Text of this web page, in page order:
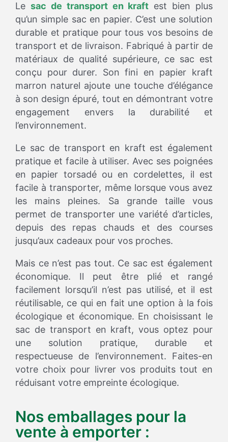
Le sac de transport en kraft est bien plus
qu’un simple sac en papier. C’est une solution
durable et pratique pour tous vos besoins de
transport et de livraison. Fabriqué à partir de
matériaux de qualité supérieure, ce sac est
conçu pour durer. Son fini en papier kraft
marron naturel ajoute une touche d’élégance
à son design épuré, tout en démontrant votre
engagement envers la durabilité et
l’environnement.
Le sac de transport en kraft est également
pratique et facile à utiliser. Avec ses poignées
en papier torsadé ou en cordelettes, il est
facile à transporter, même lorsque vous avez
les mains pleines. Sa grande taille vous
permet de transporter une variété d’articles,
depuis des repas chauds et des courses
jusqu’aux cadeaux pour vos proches.
Mais ce n’est pas tout. Ce sac est également
économique. Il peut être plié et rangé
facilement lorsqu’il n’est pas utilisé, et il est
réutilisable, ce qui en fait une option à la fois
écologique et économique. En choisissant le
sac de transport en kraft, vous optez pour
une solution pratique, durable et
respectueuse de l’environnement. Faites-en
votre choix pour livrer vos produits tout en
réduisant votre empreinte écologique.
Nos emballages pour la
vente à emporter :